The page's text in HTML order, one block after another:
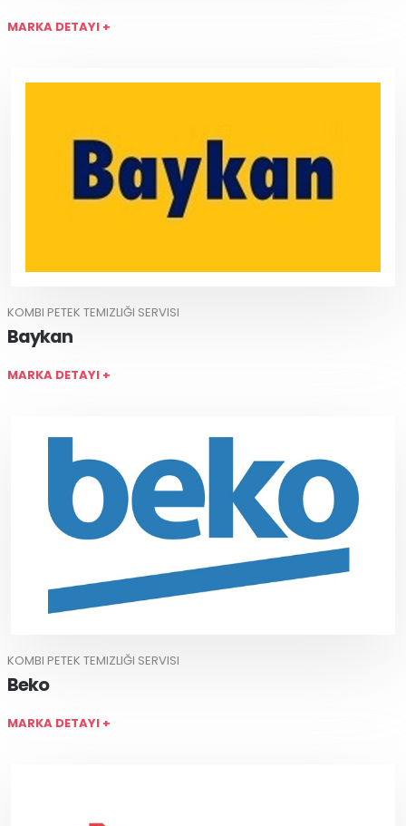
MARKA DETAYI +
KOMBI PETEK TEMIZLIĞI SERVISI
Baykan
MARKA DETAYI +
KOMBI PETEK TEMIZLIĞI SERVISI
Beko
MARKA DETAYI +